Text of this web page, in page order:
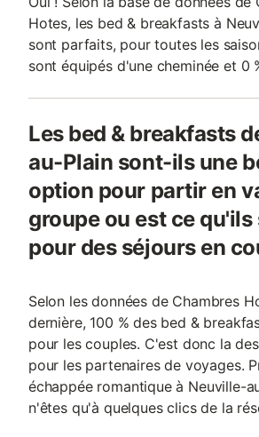
Hotes, les bed & breakfasts à
sont parfaits, pour toutes les
sont équipés d'une cheminée et 0
Les bed & breakfasts
au-Plain sont-ils une
option pour partir en
groupe ou est ce
pour des séjours en
Selon les données de Chambres
dernière, 100 % des bed &
pour les couples. C'est donc la
pour les partenaires de voyages.
échappée romantique à Neuville-
n'êtes qu'à quelques clics de la